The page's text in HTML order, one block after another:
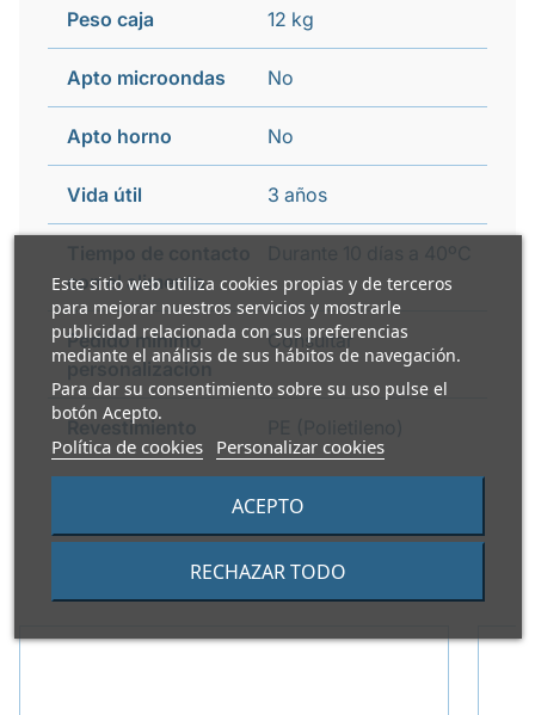
Este sitio web utiliza cookies propias y de terceros
para mejorar nuestros servicios y mostrarle
publicidad relacionada con sus preferencias
mediante el análisis de sus hábitos de navegación.
Para dar su consentimiento sobre su uso pulse el
botón Acepto.
Política de cookies Personalizar cookies
RECHAZAR TODO
ACEPTO
Peso caja 12 kg
Apto microondas No
Apto horno No
Vida útil 3 años
con el alimento
Pedido mínimo
personalización
Consultar
Revestimiento
PRODUCTOS ALTERNATIVOS